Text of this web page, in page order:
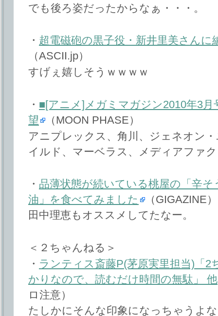
でも後ろ姿だったからなぁ・・・。
・ 超電磁砲の黒子役・新井里美さん
（ASCII.jp）
すげぇ嬉しそうｗｗｗｗ
・ ■[アニメ]メガミマガジン2010年3月
望
（MOON PHASE）
アニプレックス、角川、ジェネオン
イルド、マーベラス、メディアファ
・ 品薄状態が続いている桃屋の「辛
油」を食べてみました
（GIGAZINE）
田中理恵もオススメしてたなー。
＜２ちゃんねる＞
・ ランティス斎藤P(茅原実里担当)「
かりなので、読むだけ時間の無駄」 他
ロ注意）
たしかにそんな印象になっちゃうよ